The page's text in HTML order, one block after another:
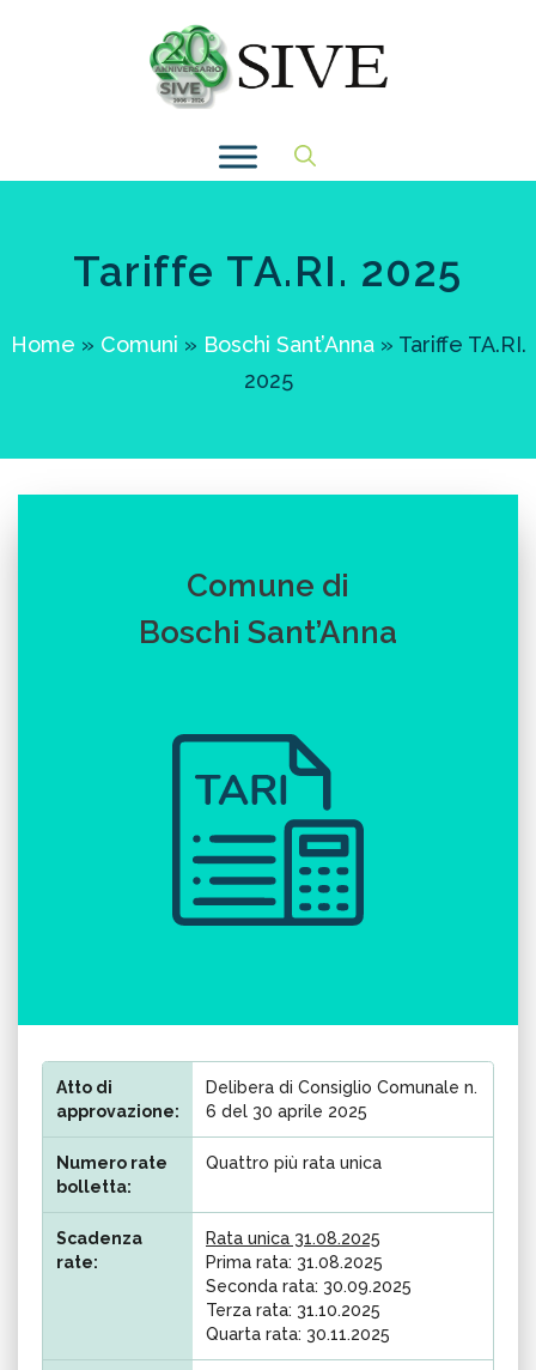
Tariffe TA.RI. 2025
Home » Comuni » Boschi Sant’Anna» Tariffe TA.RI.
2025
Comune di
Boschi Sant’Anna
Atto di
approvazione:
Delibera di Consiglio Comunale n.
6 del 30 aprile 2025
Numero rate
bolletta:
Quattro più rata unica
Scadenza
rate:
Rata unica 31.08.2025
Prima rata: 31.08.2025
Seconda rata: 30.09.2025
Terza rata: 31.10.2025
Quarta rata: 30.11.2025